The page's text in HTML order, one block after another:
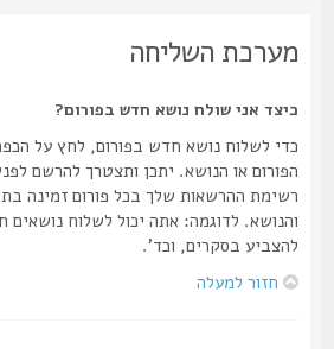
מערכת השליחה
כיצד אני שולח נושא חדש בפורום?
כדי לשלוח נושא חדש בפורום, לחץ על הכפתור
הפורום או הנושא. יתכן ותצטרך להרשם לפני
רשימת ההרשאות שלך בכל פורום זמינה
והנושא. לדוגמה: אתה יכול לשלוח נושאים
להצביע בסקרים, וכד'.
חזור למעלה